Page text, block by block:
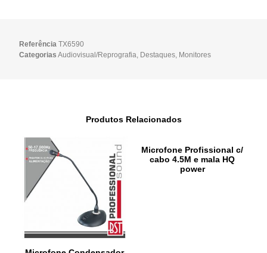
ReferênciaTX6590
Categorias Audiovisual/Reprografia Destaques Monitores
Produtos Relacionados
Microfone Profissional c/
cabo 4.5M e mala HQ
power